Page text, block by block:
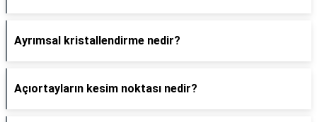
Ayrımsal kristallendirme nedir?
Açıortayların kesim noktası nedir?